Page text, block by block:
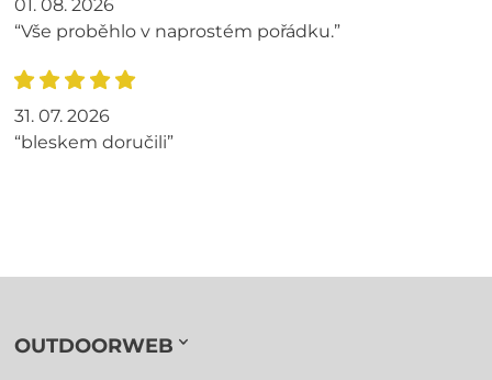
01. 08. 2026
“Vše proběhlo v naprostém pořádku.”
31. 07. 2026
“bleskem doručili”
OUTDOORWEB